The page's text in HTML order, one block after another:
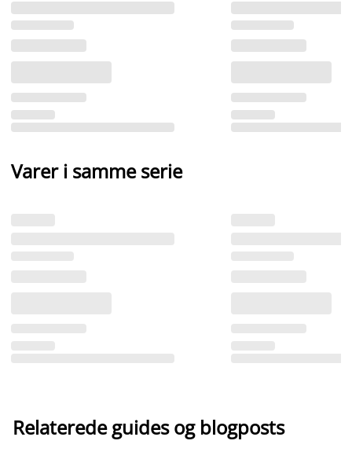
Varer i samme serie
Relaterede guides og blogposts